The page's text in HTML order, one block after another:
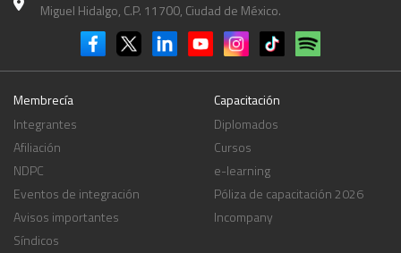
Miguel Hidalgo, C.P. 11700, Ciudad de México.
Membrecía
Integrantes
Afiliación
NDPC
Eventos de integración
Avisos importantes
Síndicos
Capacitación
Diplomados
Cursos
e-learning
Póliza de capacitación 2026
Incompany